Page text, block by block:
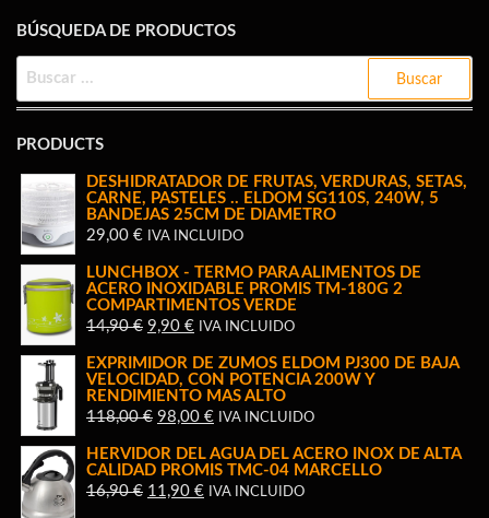
BÚSQUEDA DE PRODUCTOS
PRODUCTS
DESHIDRATADOR DE FRUTAS, VERDURAS, SETAS,
CARNE, PASTELES .. ELDOM SG110S, 240W, 5
BANDEJAS 25CM DE DIAMETRO
29,00 € IVA INCLUIDO
LUNCHBOX - TERMO PARA ALIMENTOS DE
ACERO INOXIDABLE PROMIS TM-180G 2
COMPARTIMENTOS VERDE
14,90€ EL
ORIGINAL
ERA:
9,90 €EL
ACTUAL
ES:
IVA INCLUIDO
EXPRIMIDOR DE ZUMOS ELDOM PJ300 DE BAJA
VELOCIDAD, CON POTENCIA 200W Y
RENDIMIENTO MAS ALTO
118,00€ EL
ORIGINAL
ERA:
98,00 €EL
ACTUAL
ES:
IVA INCLUIDO
HERVIDOR DEL AGUA DEL ACERO INOX DE ALTA
CALIDAD PROMIS TMC-04 MARCELLO
16,90€ EL
11,90 €ELIVA INCLUIDO